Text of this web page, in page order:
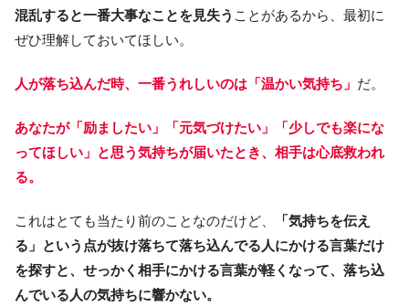
混乱すると一番大事なことを見失う ことがあるから、最初に
ぜひ理解しておいてほしい。
人が落ち込んだ時、一番うれしいのは「温かい気持ち」 だ。
あなたが「励ましたい」「元気づけたい」「少しでも楽にな
ってほしい」と思う気持ちが届いたとき、相手は心底救われ
る。
これはとても当たり前のことなのだけど、
「気持ちを伝え
る」という点が抜け落ちて落ち込んでる人にかける言葉だけ
を探すと、せっかく相手にかける言葉が軽くなって、落ち込
んでいる人の気持ちに響かない。